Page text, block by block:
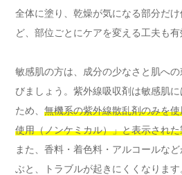
全体に塗り、乾燥が気になる部分だ
ど、部位ごとにケアを変える工夫も有
敏感肌の方は、成分の少なさと肌へ
びましょう。紫外線吸収剤は敏感肌
ため、 無機系の紫外線散乱剤のみを
使用（ノンケミカル）」と表示された
また、香料・着色料・アルコールな
ぶと、トラブルが起きにくくなりま